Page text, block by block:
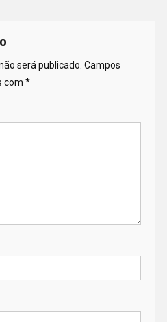
será publicado. Campos
com *